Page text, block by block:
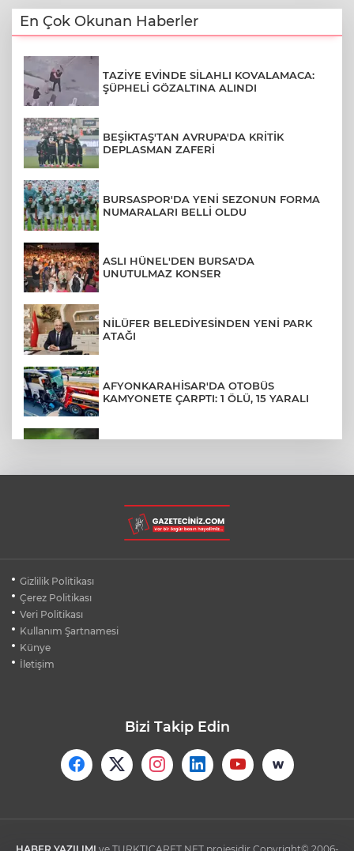
En Çok Okunan Haberler
TAZİYE EVİNDE SİLAHLI KOVALAMACA:
ŞÜPHELİ GÖZALTINA ALINDI
BEŞİKTAŞ'TAN AVRUPA'DA KRİTİK
DEPLASMAN ZAFERİ
BURSASPOR'DA YENİ SEZONUN FORMA
NUMARALARI BELLİ OLDU
ASLI HÜNEL'DEN BURSA'DA
UNUTULMAZ KONSER
NİLÜFER BELEDİYESİNDEN YENİ PARK
ATAĞI
AFYONKARAHİSAR'DA OTOBÜS
KAMYONETE ÇARPTI: 1 ÖLÜ, 15 YARALI
OTOMOBİLE ÇARPAN MOTOSİKLETLİ
KARŞI ŞERİTTEKİ ARACIN ALTINDA KALDI
SİLİVRİ'DE YANGIN: MAHSUR KALANLAR
Gizlilik Politikası
Çerez Politikası
Veri Politikası
Kullanım Şartnamesi
Künye
İletişim
Bizi Takip Edin